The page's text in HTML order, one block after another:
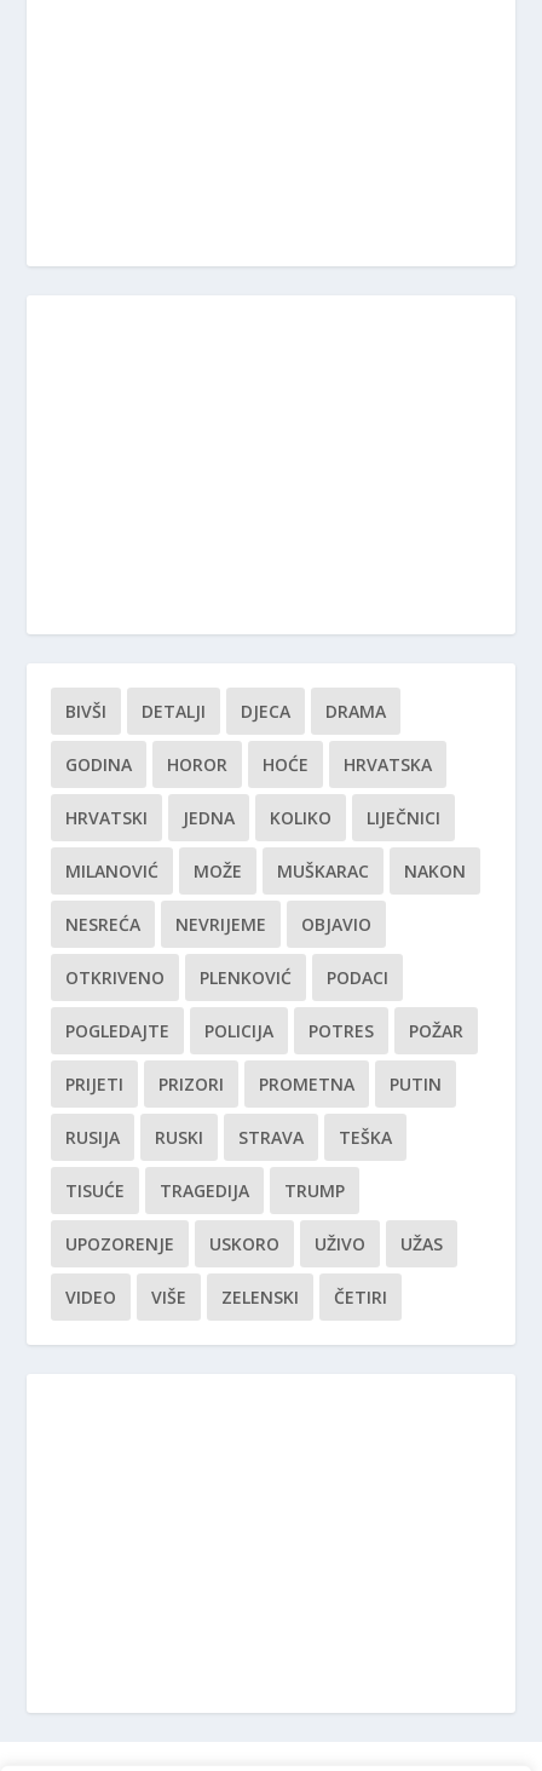
BIVŠI DETALJI DJECA DRAMA
GODINA HOROR HOĆE HRVATSKA
HRVATSKI JEDNA KOLIKO LIJEČNICI
MILANOVIĆ MOŽE MUŠKARAC NAKON
NESREĆA NEVRIJEME OBJAVIO
OTKRIVENO PLENKOVIĆ PODACI
POGLEDAJTE POLICIJA POTRES POŽAR
PRIJETI PRIZORI PROMETNA PUTIN
RUSIJA RUSKI STRAVA TEŠKA
TISUĆE TRAGEDIJA TRUMP
UPOZORENJE USKORO UŽIVO UŽAS
VIDEO VIŠE ZELENSKI ČETIRI